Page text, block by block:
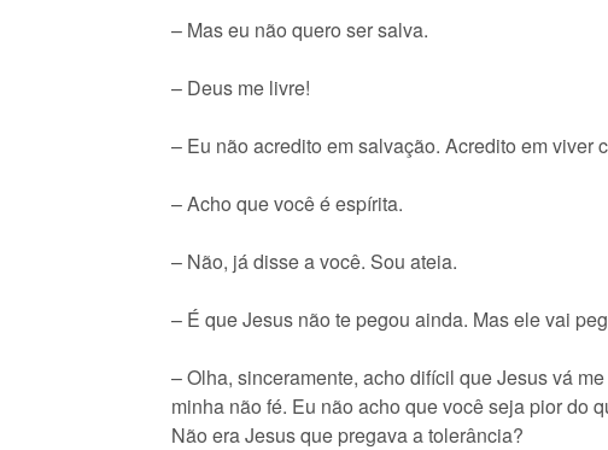
– Mas eu não quero ser salva.
– Deus me livre!
– Eu não acredito em salvação. Acredito em viver
– Acho que você é espírita.
– Não, já disse a você. Sou ateia.
– É que Jesus não te pegou ainda. Mas ele vai
– Olha, sinceramente, acho difícil que Jesus vá
minha não fé. Eu não acho que você seja pior do
Não era Jesus que pregava a tolerância?